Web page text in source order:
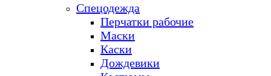
Спецодежда
Перчатки рабочие
Маски
Каски
Дождевики